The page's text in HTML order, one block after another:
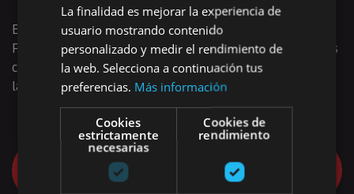
Encontrarás información sobre los tramos del Camino
Francés, su ramal aragonés y sobre otros caminos menores
como el Camino Baztanés, la Ruta del Ebro y el Camino de
la Sakana.
Quiero iniciar mi Camino de Santiago en
La finalidad es mejorar la experiencia de
usuario mostrando contenido
personalizado y medir el rendimiento de
la web. Selecciona a continuación tus
preferencias. Más información
Cookies
estrictamente
necesarias
Cookies de
rendimiento